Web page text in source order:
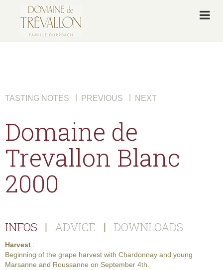
TASTING NOTES PREVIOUS NEXT
Domaine de
Trevallon Blanc
2000
INFOS ADVICE DOWNLOADS
Harvest :
Beginning of the grape harvest with Chardonnay and young
Marsanne and Roussanne on September 4th.